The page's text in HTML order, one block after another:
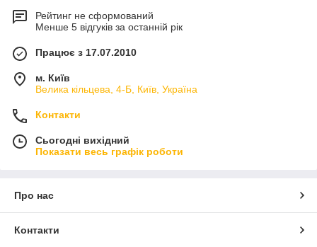
Рейтинг не сформований
Менше 5 відгуків за останній рік
Працює з 17.07.2010
м. Київ
Велика кільцева, 4-Б, Київ, Україна
Контакти
Сьогодні вихідний
Показати весь графік роботи
Про нас
Контакти